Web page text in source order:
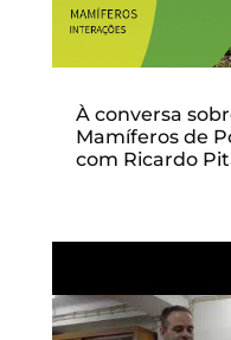
À conversa
Mamíferos de
com Ricardo